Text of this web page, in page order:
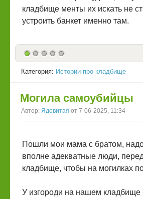
кладбище менты их искать не
устроить банкет именно там.
Категория: Истории про кладбище
Могила самоубийцы
Автор: Ядовитая от 7-06-2025, 11:34
Пошли мои мама с братом, надо
вполне адекватные люди,
кладбище, чтобы на могилках
У изгороди на нашем кладбище